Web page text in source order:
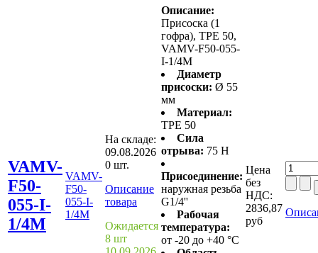
VAMV-
F50-
055-I-
1/4M
VAMV-
F50-
055-I-
1/4M
На складе:
09.08.2026
0 шт.
Описание
товара
Ожидается
8 шт
Описание:
Присоска (1
гофра), TPE 50,
VAMV-F50-055-
I-1/4M
Диаметр
присоски: Ø 55
мм
Материал:
TPE 50
Сила
отрыва: 75 Н
Присоединение:
наружная резьба
G1/4''
Рабочая
температура:
от -20 до +40 °C
Цена
без
НДС:
2836,87
руб